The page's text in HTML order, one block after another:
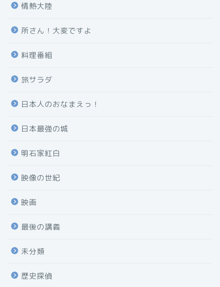
情熱大陸
所さん！大変ですよ
料理番組
旅サラダ
日本人のおなまえっ！
日本最強の城
明石家紅白
映像の世紀
映画
最後の講義
未分類
歴史探偵